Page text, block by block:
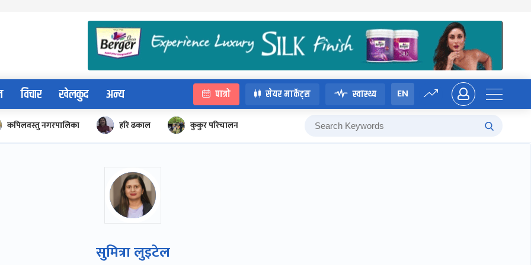
विचार खेलकुद अन्य पात्रो सेयर मार्केट्स स्वास्थ्य EN
कपिलवस्तु नगरपालिका हरि ढकाल कुकुर परिचालन
सुमित्रा लुइटेल